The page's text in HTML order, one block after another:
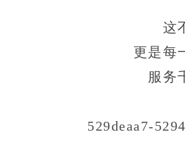
这
更是每
服务